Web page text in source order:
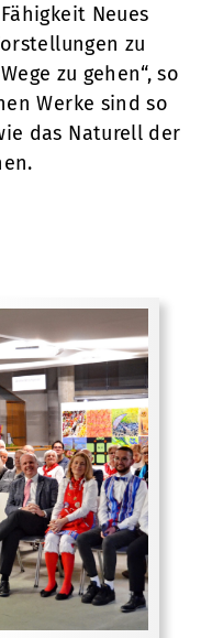
Neues
zu
zu gehen“, so
Werke sind so
das Naturell der